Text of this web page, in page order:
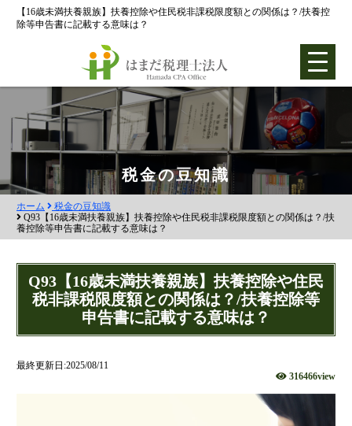
【16歳未満扶養親族】扶養控除や住民税非課税限度額との関係は？/扶養控
除等申告書に記載する意味は？
ホーム
各種支援業務
会社設立0円プラン
株式会社設立
合同会社設立
税金の豆知識
ホーム
税金の豆知識
Q93【16歳未満扶養親族】扶養控除や住民税非課税限度額との関係は？/扶
養控除等申告書に記載する意味は？
Q93【16歳未満扶養親族】扶養控除や住民
税非課税限度額との関係は？/扶養控除等
申告書に記載する意味は？
最終更新日:2025/08/11
316466view